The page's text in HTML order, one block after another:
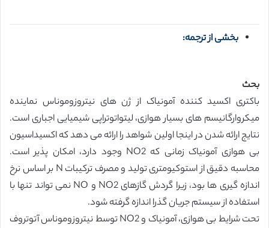
بخشی از ترجمه:
بحث
باکتری اکسید کننده آمونیاک از ژن های نیتروزوموناس نماینده
میکروارگانیسم های بسیار هوازی، لیتواتوتراپی شیمیایی اجباری است.
نتایج ارائه شدن در اینجا اولین شواهد را ارائه می دهد که اکسیداسیون
بی هوازی آمونیاک زمانی که NO2 وجود دارد، امکان پذیر است.
محاسبه دقیق از استوکیومتری تولید و مصرف ترکیبات N بر اساس نرخ
اندازه گیری ها بود، زیرا گردش گازهای NO2 و NO نمی تواند تنها با
استفاده از سیستم جریان گذرا اندازه گرفته شود.
تحت شرایط بی هوازی، آمونیاک و NO2 توسط نیتروزوموناس آتوتروف